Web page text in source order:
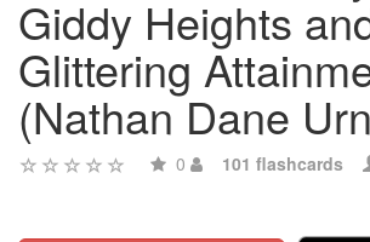
Giddy Heights
Glittering
(Nathan Dane
0 101 flashcards